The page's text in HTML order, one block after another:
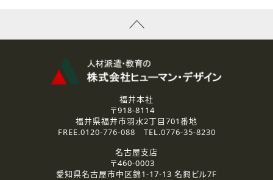
資料送付、受講相談に関するご連絡のために利用いたしま
その他、お問い合わせの内容に回答するために利用いたし
なお、ご連絡手段は、電話・Ｅメールのいずれかの方法とい
2.個人情報の第三者提供
ご提供いただいた個人情報は、法令等の規定に従う場合を除き、
3.個人情報の取り扱いの委託
弊社の定める個人情報保護の評価基準を満たした委託先に、個
福井本社
〒918-8114
福井県福井市羽水2丁目701番地
FREE.0120-776-088 TEL.0776-35-8230
名古屋支店
〒460-0003
愛知県名古屋市中区錦1-17-13 名興ビル7F